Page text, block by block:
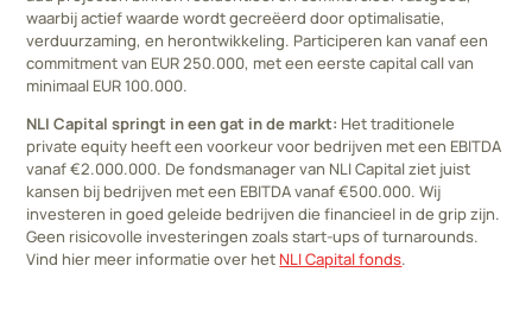
waarbij actief waarde wordt gecreëerd door optimalisatie,
verduurzaming, en herontwikkeling. Participeren kan vanaf een
commitment van EUR 250.000, met een eerste capital call van
minimaal EUR 100.000.
NLI Capital springt in een gat in de markt: Het traditionele
private equity heeft een voorkeur voor bedrijven met een EBITDA
vanaf €2.000.000. De fondsmanager van NLI Capital ziet juist
kansen bij bedrijven met een EBITDA vanaf €500.000. Wij
investeren in goed geleide bedrijven die financieel in de grip zijn.
Geen risicovolle investeringen zoals start-ups of turnarounds.
Vind hier meer informatie over het NLI Capital fonds.